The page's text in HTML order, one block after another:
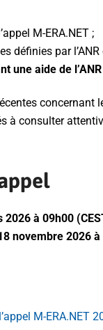
M-ERA.NET ;
définies par
une aide de l’ANR
à consulter
2026 à 09h00
novembre 2026 à
M-ERA.NET